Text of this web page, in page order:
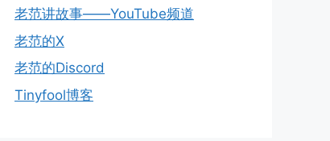
老范讲故事——YouTube频道
老范的X
老范的Discord
Tinyfool博客